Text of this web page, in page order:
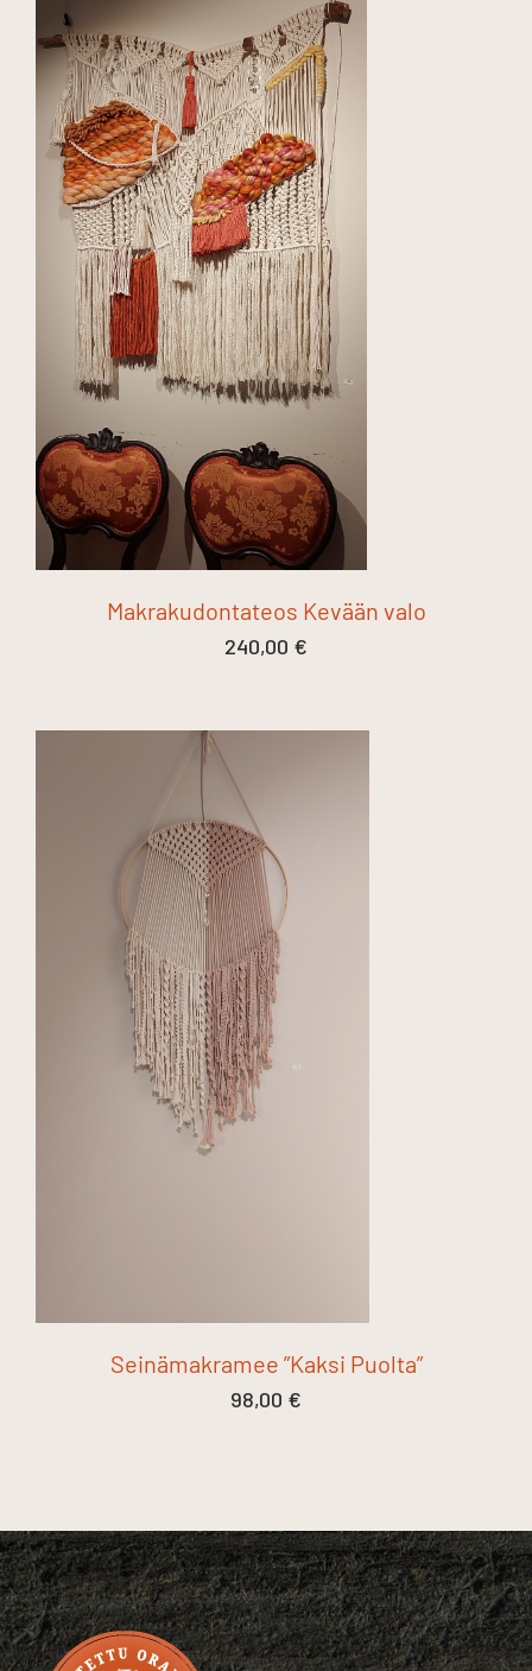
Makrakudontateos Kevään valo
240,00 €
Seinämakramee ”Kaksi Puolta”
98,00 €